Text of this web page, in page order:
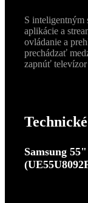
S inteligentným
aplikácie a
ovládanie a
prechádzať
zapnúť televízor
Samsung